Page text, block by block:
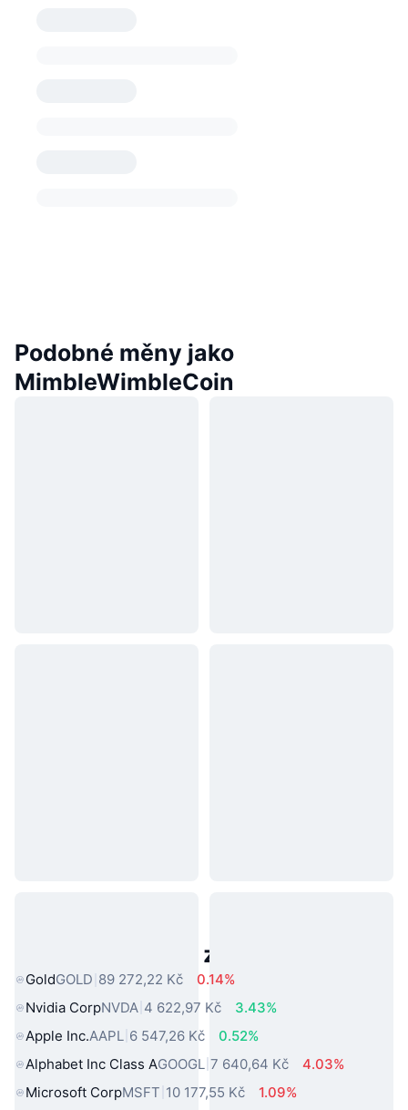
Podobné měny jako
MimbleWimbleCoin
Populární aktiva z reálného světa
GoldGOLD 89 272,22 Kč
0.14%
Nvidia CorpNVDA 4 622,97 Kč
3.43%
Apple Inc.AAPL 6 547,26 Kč
0.52%
Alphabet Inc Class AGOOGL 7 640,64 Kč
4.03%
Microsoft CorpMSFT 10 177,55 Kč
1.09%